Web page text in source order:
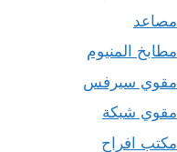
مصاعد
مطابخ المنيوم
مقوي سيرفس
مقوي شبكة
مكتب افراح